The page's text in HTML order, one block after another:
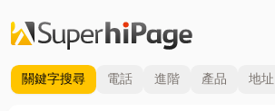
關鍵字搜尋 電話 進階 產品 地址